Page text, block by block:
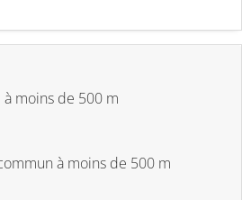
moins de 500 m
à moins de 500 m